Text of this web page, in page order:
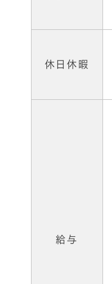
休日休暇
給与